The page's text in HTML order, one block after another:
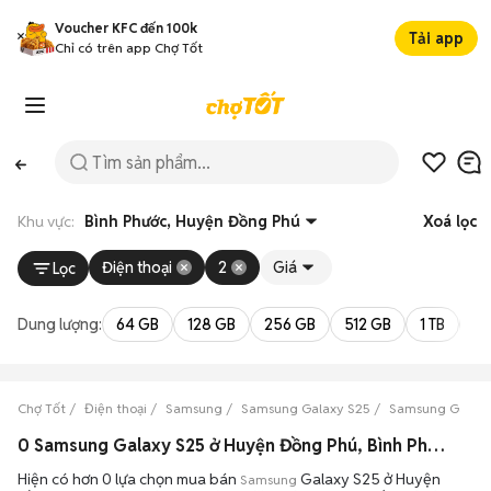
Voucher KFC đến 100k
Chỉ có trên app Chợ Tốt
Tải app
Khu vực: Bình Phước, Huyện Đồng Phú Xoá lọc
Lọc Điện thoại 2 Giá
Dung lượng: 64 GB 128 GB 256 GB 512 GB 1 TB
Chợ Tốt Điện thoại Samsung Samsung Galaxy S25 Samsung
0 Samsung Galaxy S25 ở Huyện Đồng Phú, Bình Phước máy bền đẹp đang bán 08/2026
Hiện có hơn 0 lựa chọn mua bán Samsung Galaxy S25 ở Huyện